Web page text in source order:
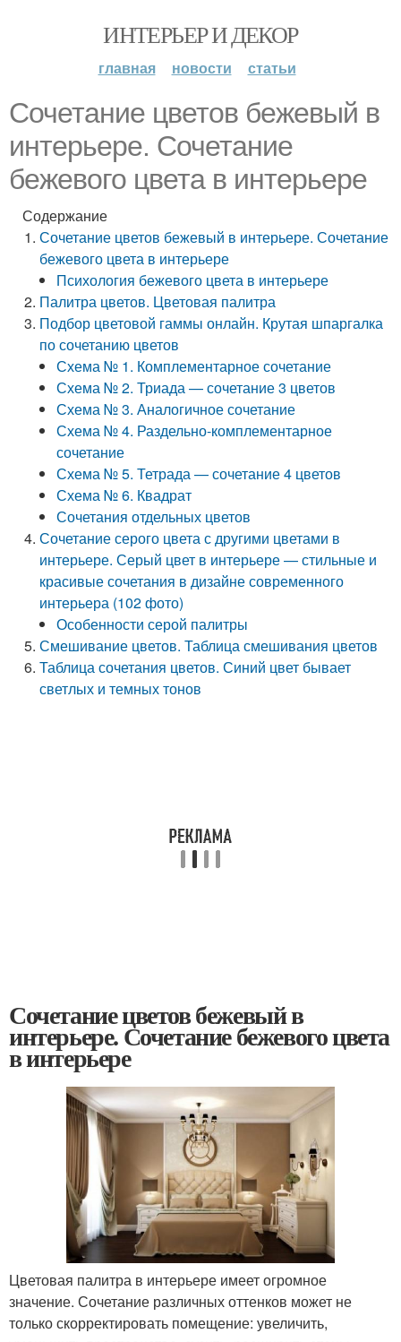
ИНТЕРЬЕР И ДЕКОР
главная новости статьи
Сочетание цветов бежевый в
интерьере. Сочетание
бежевого цвета в интерьере
Содержание
Сочетание цветов бежевый в интерьере. Сочетание
бежевого цвета в интерьере
Психология бежевого цвета в интерьере
Палитра цветов. Цветовая палитра
Подбор цветовой гаммы онлайн. Крутая шпаргалка
по сочетанию цветов
Схема № 1. Комплементарное сочетание
Схема № 2. Триада — сочетание 3 цветов
Схема № 3. Аналогичное сочетание
Схема № 4. Раздельно-комплементарное
сочетание
Схема № 5. Тетрада — сочетание 4 цветов
Схема № 6. Квадрат
Сочетания отдельных цветов
Сочетание серого цвета с другими цветами в
интерьере. Серый цвет в интерьере — стильные и
красивые сочетания в дизайне современного
интерьера (102 фото)
Особенности серой палитры
Смешивание цветов. Таблица смешивания цветов
Таблица сочетания цветов. Синий цвет бывает
светлых и темных тонов
Сочетание цветов бежевый в
интерьере. Сочетание бежевого цвета
в интерьере
Цветовая палитра в интерьере имеет огромное
значение. Сочетание различных оттенков может не
только скорректировать помещение: увеличить,